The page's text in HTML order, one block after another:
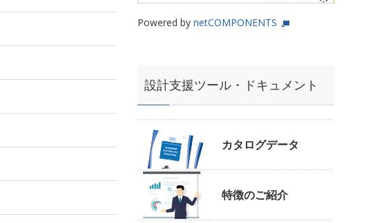
Powered by netCOMPONENTS
設計支援ツール・ドキュメント
カタログデータ
特徴のご紹介